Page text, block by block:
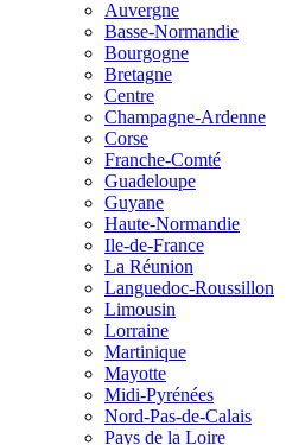
Auvergne
Basse-Normandie
Bourgogne
Bretagne
Centre
Champagne-Ardenne
Corse
Franche-Comté
Guadeloupe
Guyane
Haute-Normandie
Ile-de-France
La Réunion
Languedoc-Roussillon
Limousin
Lorraine
Martinique
Mayotte
Midi-Pyrénées
Nord-Pas-de-Calais
Pays de la Loire